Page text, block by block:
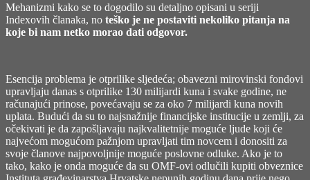
Mehanizmi kako se to dogodilo su detaljno opisani u seriji
Indexovih članaka, no teško je ne postaviti nekoliko pitanja na
koje bi nam netko morao dati odgovor.
Esencija problema je otprilike sljedeća; obavezni mirovinski fondovi
upravljaju danas s otprilike 130 milijardi kuna i svake godine, ne
računajući prinose, povećavaju se za oko 7 milijardi kuna novih
uplata. Budući da su to najsnažnije financijske institucije u zemlji, za
očekivati je da zapošljavaju najkvalitetnije moguće ljude koji će
najvećom mogućom pažnjom upravljati tim novcem i donositi za
svoje članove najpovoljnije moguće poslovne odluke. Ako je to
tako, kako je onda moguće da su OMF-ovi odlučili kupiti obveznice